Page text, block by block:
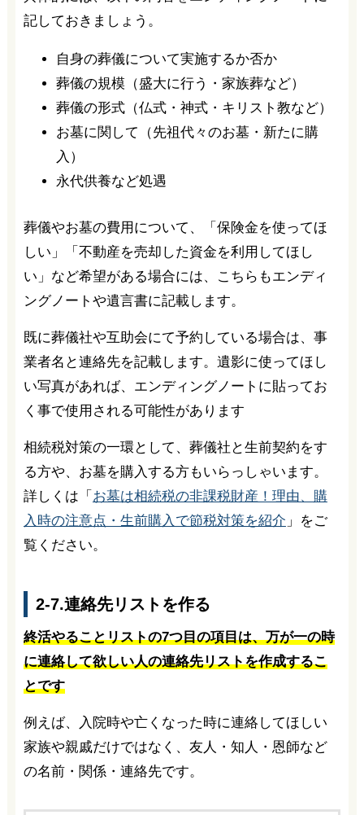
記しておきましょう。
自身の葬儀について実施するか否か
葬儀の規模（盛大に行う・家族葬など）
葬儀の形式（仏式・神式・キリスト教など）
お墓に関して（先祖代々のお墓・新たに購
入）
永代供養など処遇
葬儀やお墓の費用について、「保険金を使ってほ
しい」「不動産を売却した資金を利用してほし
い」など希望がある場合には、こちらもエンディ
ングノートや遺言書に記載します。
既に葬儀社や互助会にて予約している場合は、事
業者名と連絡先を記載します。遺影に使ってほし
い写真があれば、エンディングノートに貼ってお
く事で使用される可能性があります
相続税対策の一環として、葬儀社と生前契約をす
る方や、お墓を購入する方もいらっしゃいます。
詳しくは「 お墓は相続税の非課税財産！理由、購
入時の注意点・生前購入で節税対策を紹介 」をご
覧ください。
2-7.連絡先リストを作る
終活やることリストの7つ目の項目は、万が一の時
に連絡して欲しい人の連絡先リストを作成するこ
とです
例えば、入院時や亡くなった時に連絡してほしい
家族や親戚だけではなく、友人・知人・恩師など
の名前・関係・連絡先です。